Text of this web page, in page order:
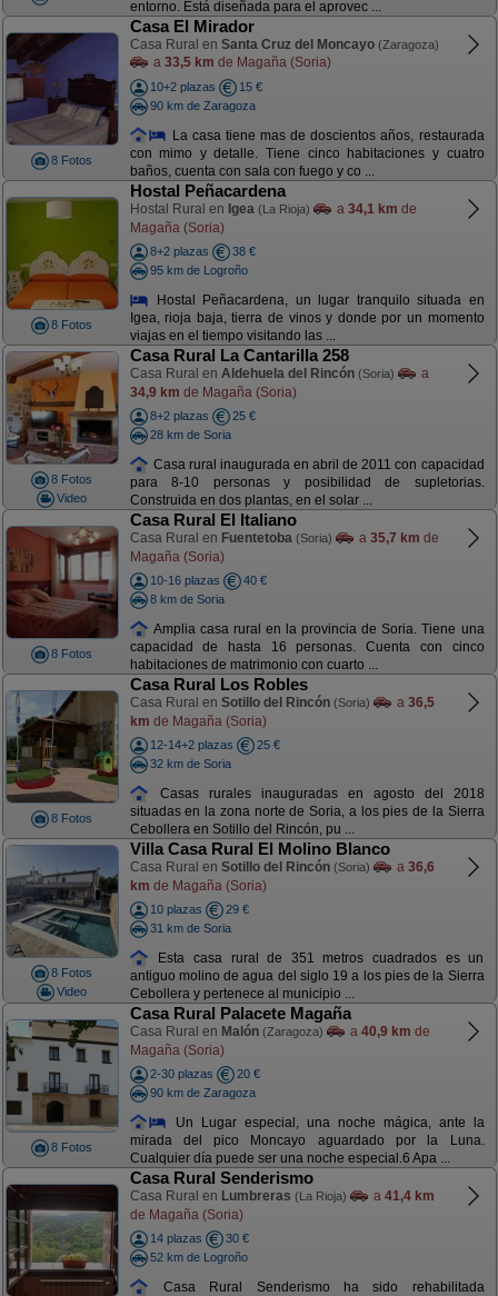
entorno. Está diseñada para el aprovec ...
8 Fotos
Casa El Mirador
Casa Rural en Santa Cruz del Moncayo (Zaragoza)
a 33,5 km de Magaña (Soria)
10+2 plazas
15 €
90 km de Zaragoza
La casa tiene mas de doscientos años, restaurada
con mimo y detalle. Tiene cinco habitaciones y cuatro
baños, cuenta con sala con fuego y co ...
8 Fotos
Hostal Peñacardena
Hostal Rural en Igea (La Rioja) a 34,1 km de
Magaña (Soria)
8+2 plazas
38 €
95 km de Logroño
Hostal Peñacardena, un lugar tranquilo situada en
Igea, rioja baja, tierra de vinos y donde por un momento
viajas en el tiempo visitando las ...
8 Fotos
Video
Casa Rural La Cantarilla 258
Casa Rural en Aldehuela del Rincón (Soria)
a
34,9 km de Magaña (Soria)
8+2 plazas
25 €
28 km de Soria
Casa rural inaugurada en abril de 2011 con capacidad
para 8-10 personas y posibilidad de supletorias.
Construida en dos plantas, en el solar ...
8 Fotos
Casa Rural El Italiano
Casa Rural en Fuentetoba (Soria) a 35,7 km de
Magaña (Soria)
10-16 plazas
40 €
8 km de Soria
Amplia casa rural en la provincia de Soria. Tiene una
capacidad de hasta 16 personas. Cuenta con cinco
habitaciones de matrimonio con cuarto ...
8 Fotos
Casa Rural Los Robles
Casa Rural en Sotillo del Rincón (Soria) a 36,5
km de Magaña (Soria)
12-14+2 plazas
25 €
32 km de Soria
Casas rurales inauguradas en agosto del 2018
situadas en la zona norte de Soria, a los pies de la Sierra
Cebollera en Sotillo del Rincón, pu ...
8 Fotos
Video
Villa Casa Rural El Molino Blanco
Casa Rural en Sotillo del Rincón (Soria) a 36,6
km de Magaña (Soria)
10 plazas
29 €
31 km de Soria
Esta casa rural de 351 metros cuadrados es un
antiguo molino de agua del siglo 19 a los pies de la Sierra
Cebollera y pertenece al municipio ...
8 Fotos
Casa Rural Palacete Magaña
Casa Rural en Malón (Zaragoza) a 40,9 km de
Magaña (Soria)
2-30 plazas
20 €
90 km de Zaragoza
Un Lugar especial, una noche mágica, ante la
mirada del pico Moncayo aguardado por la Luna.
Cualquier día puede ser una noche especial.6 Apa ...
Casa Rural Senderismo
Casa Rural en Lumbreras (La Rioja) a 41,4 km
de Magaña (Soria)
14 plazas
30 €
52 km de Logroño
Casa Rural Senderismo ha sido rehabilitada